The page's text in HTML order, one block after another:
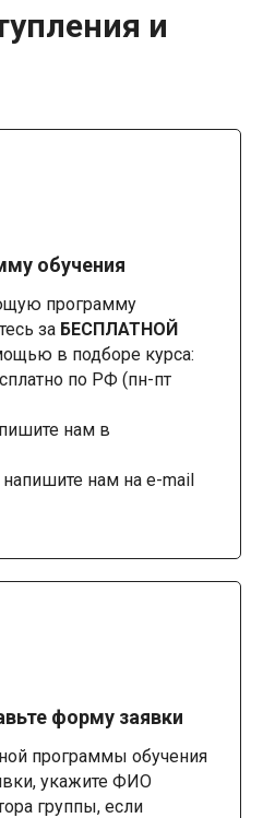
и
обучения
программу
за БЕСПЛАТНОЙ
в подборе курса:
по РФ (пн-пт
нам в
напишите нам на e-mail
форму заявки
программы обучения
укажите ФИО
группы, если